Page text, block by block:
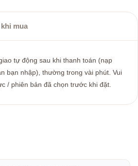
mua
tự động sau khi thanh toán (nạp
bạn nhập), thường trong vài phút. Vui
/ phiên bản đã chọn trước khi đặt.